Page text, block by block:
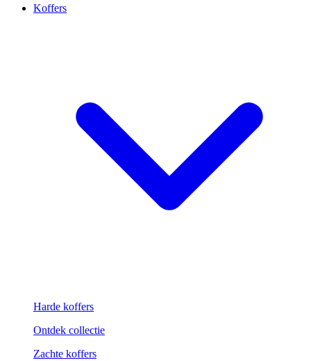
Koffers
Harde koffers
Ontdek collectie
Zachte koffers